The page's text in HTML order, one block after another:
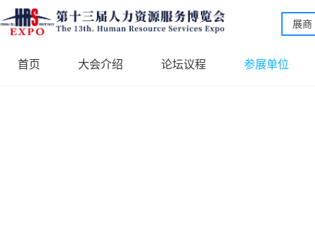
展商
首页 大会介绍 论坛议程 参展单位